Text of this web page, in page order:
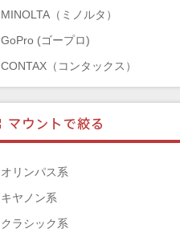
MINOLTA（ミノルタ）
GoPro (ゴープロ)
CONTAX（コンタックス）
Mamiya（マミヤ）
TAMRON（タムロン）
SIGMA（シグマ）
HASSELBLAD（ハッセルブラッド）
EPSON（エプソン）
オリンパス系
キヤノン系
クラシック系